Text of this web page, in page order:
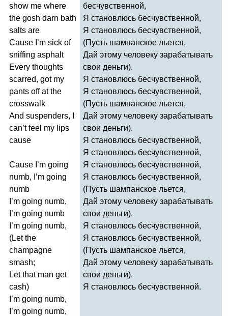
show me where
the gosh darn bath
salts are
Cause ’m sick of
sniffing asphalt
Every thoughts
scarred, got my
pants off at the
crosswalk
And suspenders,
can’t feel my lips
cause
Cause ’m going
numb, ’m going
numb
’m going numb,
’m going numb
’m going numb,
(Let the
champagne
smash;
Let that man get
cash)
’m going numb,
’m going numb,
бесчувственной,
Я становлюсь бесчувственной,
Я становлюсь бесчувственной,
(Пусть шампанское льется,
Дай этому человеку зарабатывать
свои деньги).
Я становлюсь бесчувственной,
Я становлюсь бесчувственной,
(Пусть шампанское льется,
Дай этому человеку зарабатывать
свои деньги).
Я становлюсь бесчувственной,
Я становлюсь бесчувственной,
Я становлюсь бесчувственной,
Я становлюсь бесчувственной,
(Пусть шампанское льется,
Дай этому человеку зарабатывать
свои деньги).
Я становлюсь бесчувственной,
Я становлюсь бесчувственной,
(Пусть шампанское льется,
Дай этому человеку зарабатывать
свои деньги).
Я становлюсь бесчувственной.